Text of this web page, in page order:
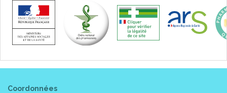
Coordonnées